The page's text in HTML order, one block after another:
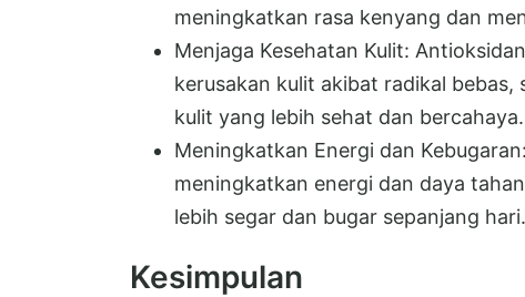
meningkatkan rasa kenyang dan
Menjaga Kesehatan Kulit:
kerusakan kulit akibat radikal
kulit yang lebih sehat dan bercahaya.
Meningkatkan Energi dan
meningkatkan energi dan daya
lebih segar dan bugar sepanjang hari.
Kesimpulan